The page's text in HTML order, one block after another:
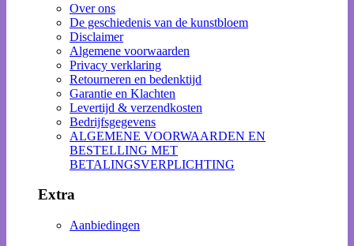
Over ons
De geschiedenis van de kunstbloem
Disclaimer
Algemene voorwaarden
Privacy verklaring
Retourneren en bedenktijd
Garantie en Klachten
Levertijd & verzendkosten
Bedrijfsgegevens
ALGEMENE VOORWAARDEN EN
BESTELLING MET
BETALINGSVERPLICHTING
Extra
Aanbiedingen